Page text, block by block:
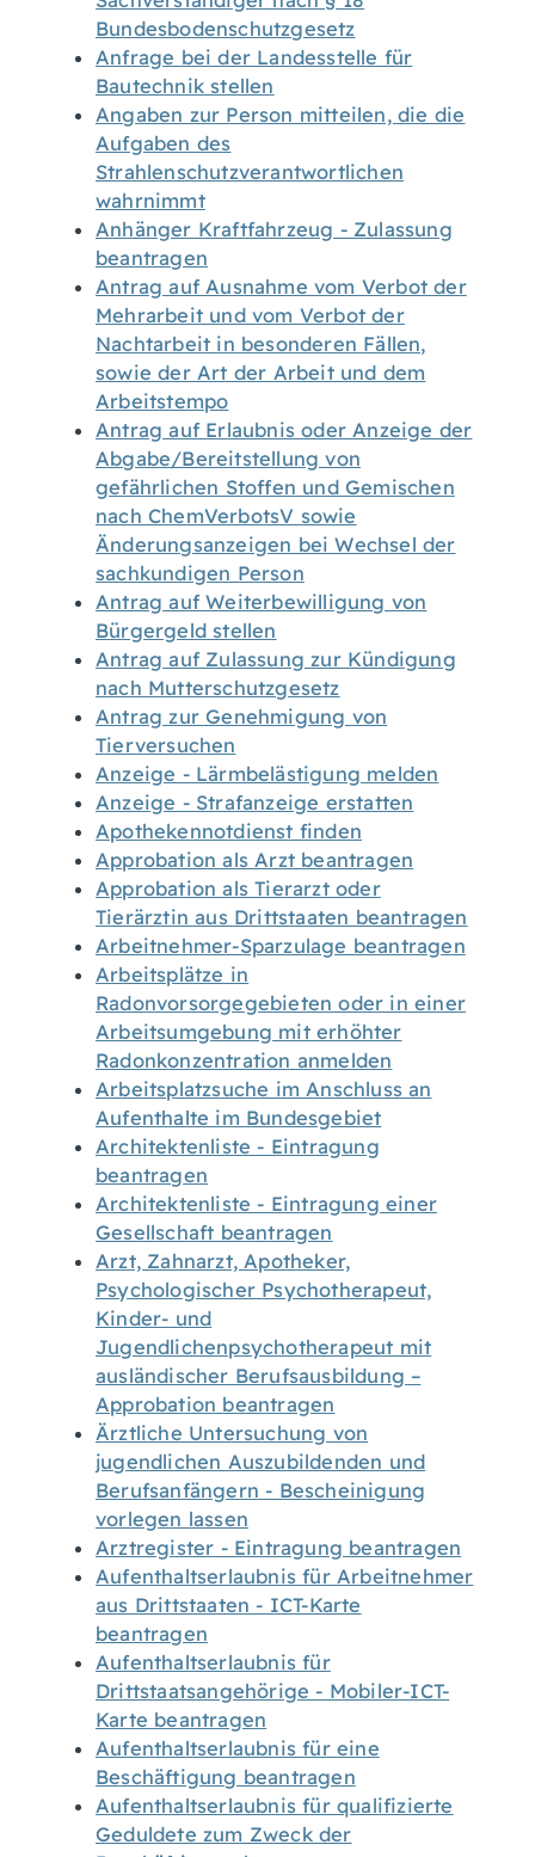
Bundesbodenschutzgesetz
Anfrage bei der Landesstelle für
Bautechnik stellen
Angaben zur Person mitteilen, die die
Aufgaben des
Strahlenschutzverantwortlichen
wahrnimmt
Anhänger Kraftfahrzeug - Zulassung
beantragen
Antrag auf Ausnahme vom Verbot der
Mehrarbeit und vom Verbot der
Nachtarbeit in besonderen Fällen,
sowie der Art der Arbeit und dem
Arbeitstempo
Antrag auf Erlaubnis oder Anzeige der
Abgabe/Bereitstellung von
gefährlichen Stoffen und Gemischen
nach ChemVerbotsV sowie
Änderungsanzeigen bei Wechsel der
sachkundigen Person
Antrag auf Weiterbewilligung von
Bürgergeld stellen
Antrag auf Zulassung zur Kündigung
nach Mutterschutzgesetz
Antrag zur Genehmigung von
Tierversuchen
Anzeige - Lärmbelästigung melden
Anzeige - Strafanzeige erstatten
Apothekennotdienst finden
Approbation als Arzt beantragen
Approbation als Tierarzt oder
Tierärztin aus Drittstaaten beantragen
Arbeitnehmer-Sparzulage beantragen
Arbeitsplätze in
Radonvorsorgegebieten oder in einer
Arbeitsumgebung mit erhöhter
Radonkonzentration anmelden
Arbeitsplatzsuche im Anschluss an
Aufenthalte im Bundesgebiet
Architektenliste - Eintragung
beantragen
Architektenliste - Eintragung einer
Gesellschaft beantragen
Arzt, Zahnarzt, Apotheker,
Psychologischer Psychotherapeut,
Kinder- und
Jugendlichenpsychotherapeut mit
ausländischer Berufsausbildung –
Approbation beantragen
Ärztliche Untersuchung von
jugendlichen Auszubildenden und
Berufsanfängern - Bescheinigung
vorlegen lassen
Arztregister - Eintragung beantragen
Aufenthaltserlaubnis für Arbeitnehmer
aus Drittstaaten - ICT-Karte
beantragen
Aufenthaltserlaubnis für
Drittstaatsangehörige - Mobiler-ICT-
Karte beantragen
Aufenthaltserlaubnis für eine
Beschäftigung beantragen
Aufenthaltserlaubnis für qualifizierte
Geduldete zum Zweck der